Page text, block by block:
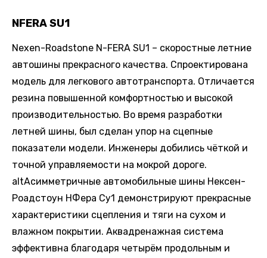
NFERA SU1
Nexen-Roadstone N-FERA SU1 – скоростные летние
автошины прекрасного качества. Спроектирована
модель для легкового автотранспорта. Отличается
резина повышенной комфортностью и высокой
производительностью. Во время разработки
летней шины, был сделан упор на сцепные
показатели модели. Инженеры добились чёткой и
точной управляемости на мокрой дороге.
altАсимметричные автомобильные шины Нексен-
Роадстоун НФера Су1 демонстрируют прекрасные
характеристики сцепления и тяги на сухом и
влажном покрытии. Аквадренажная система
эффективна благодаря четырём продольным и